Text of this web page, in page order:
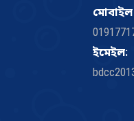
মোবাইল
ইমেইল: